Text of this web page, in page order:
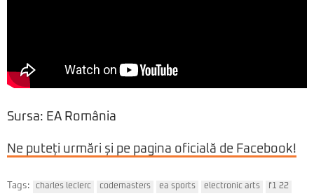
Sursa: EA România
Ne puteți urmări și pe pagina oficială de Facebook!
Tags: charles leclerc codemasters ea sports electronic arts
f1 22